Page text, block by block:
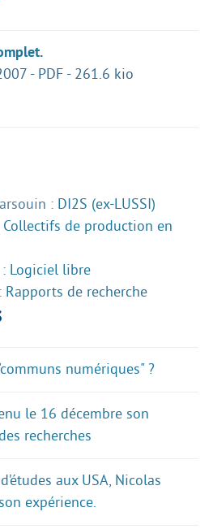
- PDF - 261.6 kio
: DI2S (ex-LUSSI)
Collectifs de production en
Logiciel libre
Rapports de recherche
numériques" ?
le 16 décembre son
recherches
aux USA, Nicolas
expérience.